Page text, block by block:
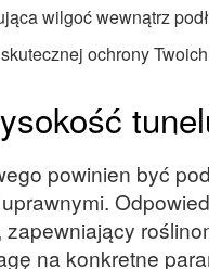
wilgoć wewnątrz
ochrony
powinien być
na konkretne